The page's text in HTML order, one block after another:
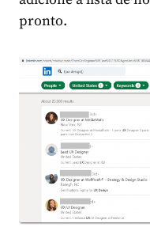
pronto.